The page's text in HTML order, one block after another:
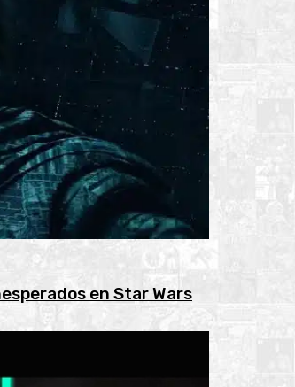
en Star Wars